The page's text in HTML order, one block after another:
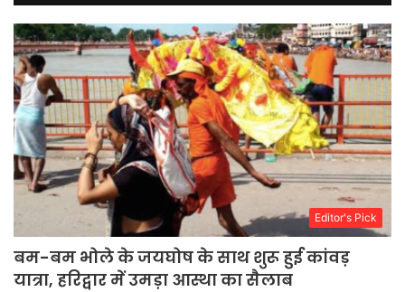
Editor's Pick
बम-बम भोले के जयघोष के साथ शुरू हुई कांवड़
यात्रा, हरिद्वार में उमड़ा आस्था का सैलाब